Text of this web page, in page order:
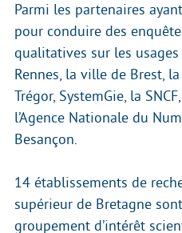
Parmi les partenaires
pour conduire des
qualitatives sur les
Rennes, la ville de Brest,
Trégor, SystemGie, la
l’Agence Nationale du
Besançon.
14 établissements de
supérieur de Bretagne
groupement d’intérêt